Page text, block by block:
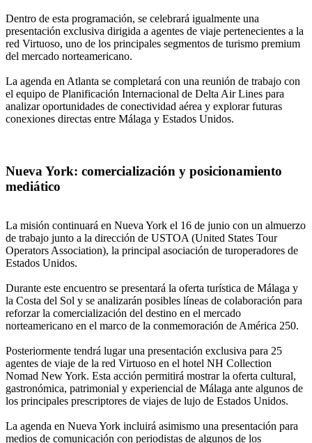
Dentro de esta programación, se celebrará igualmente una
presentación exclusiva dirigida a agentes de viaje pertenecientes a la
red Virtuoso, uno de los principales segmentos de turismo premium
del mercado norteamericano.
La agenda en Atlanta se completará con una reunión de trabajo con
el equipo de Planificación Internacional de Delta Air Lines para
analizar oportunidades de conectividad aérea y explorar futuras
conexiones directas entre Málaga y Estados Unidos.
Nueva York: comercialización y posicionamiento
mediático
La misión continuará en Nueva York el 16 de junio con un almuerzo
de trabajo junto a la dirección de USTOA (United States Tour
Operators Association), la principal asociación de turoperadores de
Estados Unidos.
Durante este encuentro se presentará la oferta turística de Málaga y
la Costa del Sol y se analizarán posibles líneas de colaboración para
reforzar la comercialización del destino en el mercado
norteamericano en el marco de la conmemoración de América 250.
Posteriormente tendrá lugar una presentación exclusiva para 25
agentes de viaje de la red Virtuoso en el hotel NH Collection
Nomad New York. Esta acción permitirá mostrar la oferta cultural,
gastronómica, patrimonial y experiencial de Málaga ante algunos de
los principales prescriptores de viajes de lujo de Estados Unidos.
La agenda en Nueva York incluirá asimismo una presentación para
medios de comunicación con periodistas de algunos de los